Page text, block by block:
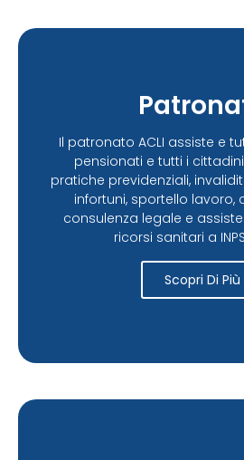
Il patronato ACLI assiste e
pensionati e tutti i
pratiche previdenziali,
infortuni, sportello lavoro,
consulenza legale e
ricorsi sanitari a INPS
Scopri Di Più